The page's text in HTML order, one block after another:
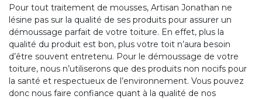
Pour tout traitement de mousses, Artisan Jonathan ne
lésine pas sur la qualité de ses produits pour assurer un
démoussage parfait de votre toiture. En effet, plus la
qualité du produit est bon, plus votre toit n’aura besoin
d’être souvent entretenu. Pour le démoussage de votre
toiture, nous n’utiliserons que des produits non nocifs pour
la santé et respectueux de l’environnement. Vous pouvez
donc nous faire confiance quant à la qualité de nos